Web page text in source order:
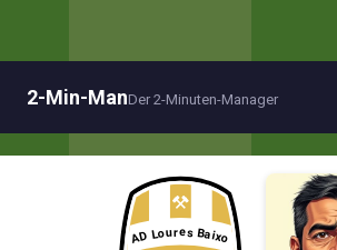
2-Min-ManDer 2-Minuten-Manager